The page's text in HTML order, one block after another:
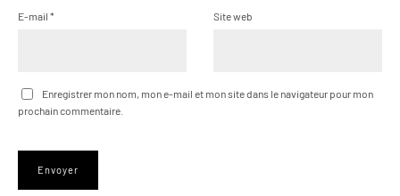
E-mail * Site web
Enregistrer mon nom, mon e-mail et mon site dans le navigateur pour mon
prochain commentaire.